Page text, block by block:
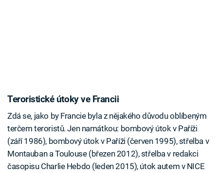
Teroristické útoky ve Francii
Zdá se, jako by Francie byla z nějakého důvodu oblíbeným
terčem teroristů. Jen namátkou: bombový útok v Paříži
(září 1986), bombový útok v Paříži (červen 1995), střelba v
Montauban a Toulouse (březen 2012), střelba v redakci
časopisu Charlie Hebdo (leden 2015), útok autem v NICE